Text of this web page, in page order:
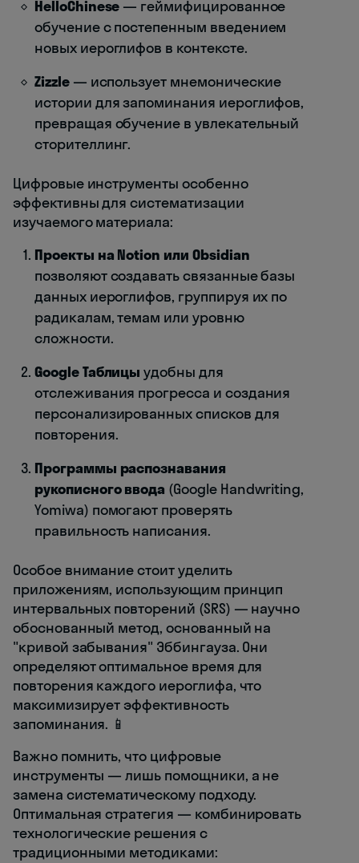
HelloChinese — геймифицированное
обучение с постепенным введением
новых иероглифов в контексте.
Zizzle— использует мнемонические
истории для запоминания иероглифов,
превращая обучение в увлекательный
сторителлинг.
Цифровые инструменты особенно
эффективны для систематизации
изучаемого материала:
Проекты на Notion или Obsidian
позволяют создавать связанные базы
данных иероглифов, группируя их по
радикалам, темам или уровню
сложности.
Google Таблицы удобны для
отслеживания прогресса и создания
персонализированных списков для
повторения.
Программы распознавания
рукописного ввода (Google Handwriting,
Yomiwa) помогают проверять
правильность написания.
Особое внимание стоит уделить
приложениям, использующим принцип
интервальных повторений (SRS) — научно
обоснованный метод, основанный на
"кривой забывания" Эббингауза. Они
определяют оптимальное время для
повторения каждого иероглифа, что
максимизирует эффективность
запоминания. 📱
Важно помнить, что цифровые
инструменты — лишь помощники, а не
замена систематическому подходу.
Оптимальная стратегия — комбинировать
технологические решения с
традиционными методиками: